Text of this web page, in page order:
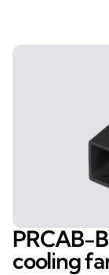
PRCAB-
cooling